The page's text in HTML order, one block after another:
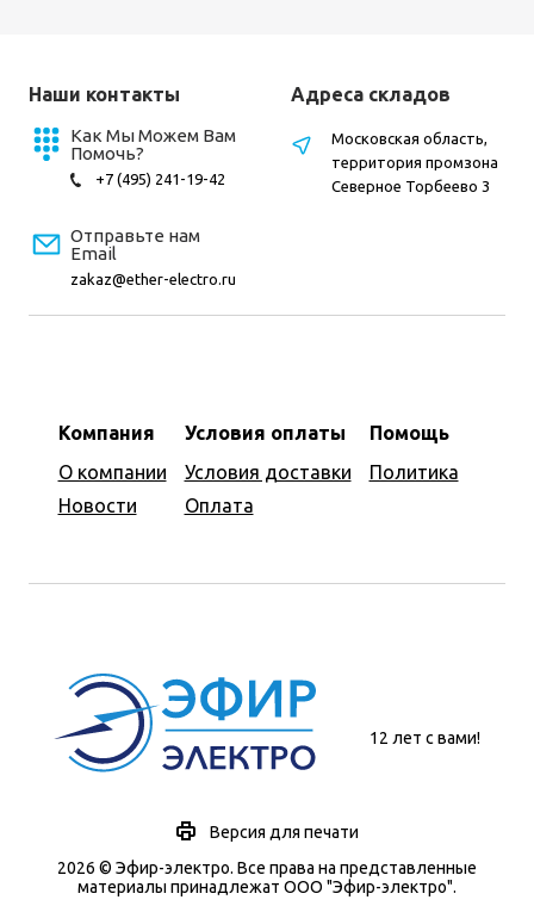
Наши контакты
Как Мы Можем Вам
Помочь?
+7 (495) 241-19-42
Отправьте нам
Email
zakaz@ether-electro.ru
Компания
О компании
Новости
Условия оплаты
Условия доставки
Оплата
Помощь
Политика
Адреса складов
Московская область,
территория промзона
Северное Торбеево 3
12 лет с вами!
Версия для печати
2026 © Эфир-электро. Все права на представленные
материалы принадлежат ООО "Эфир-электро".